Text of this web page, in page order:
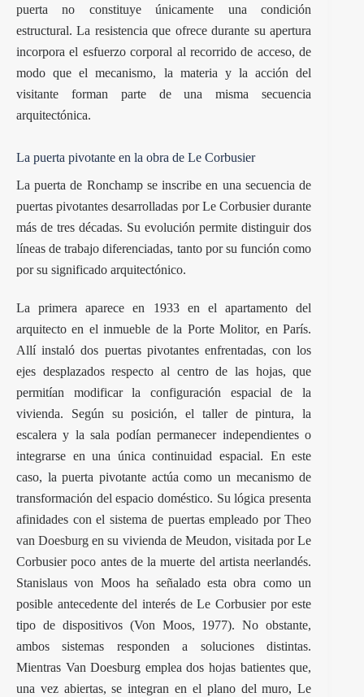
puerta no constituye únicamente una condición
estructural. La resistencia que ofrece durante su apertura
incorpora el esfuerzo corporal al recorrido de acceso, de
modo que el mecanismo, la materia y la acción del
visitante forman parte de una misma secuencia
arquitectónica.
La puerta pivotante en la obra de Le Corbusier
La puerta de Ronchamp se inscribe en una secuencia de
puertas pivotantes desarrolladas por Le Corbusier durante
más de tres décadas. Su evolución permite distinguir dos
líneas de trabajo diferenciadas, tanto por su función como
por su significado arquitectónico.
La primera aparece en 1933 en el apartamento del
arquitecto en el inmueble de la Porte Molitor, en París.
Allí instaló dos puertas pivotantes enfrentadas, con los
ejes desplazados respecto al centro de las hojas, que
permitían modificar la configuración espacial de la
vivienda. Según su posición, el taller de pintura, la
escalera y la sala podían permanecer independientes o
integrarse en una única continuidad espacial. En este
caso, la puerta pivotante actúa como un mecanismo de
transformación del espacio doméstico. Su lógica presenta
afinidades con el sistema de puertas empleado porTheo
van Doesburg en su vivienda de Meudon, visitada por Le
Corbusier poco antes de la muerte del artista neerlandés.
Stanislaus von Moos ha señalado esta obra como un
posible antecedente del interés de Le Corbusier por este
tipo de dispositivos (Von Moos, 1977). No obstante,
ambos sistemas responden a soluciones distintas.
Mientras Van Doesburg emplea dos hojas batientes que,
una vez abiertas, se integran en el plano del muro, Le